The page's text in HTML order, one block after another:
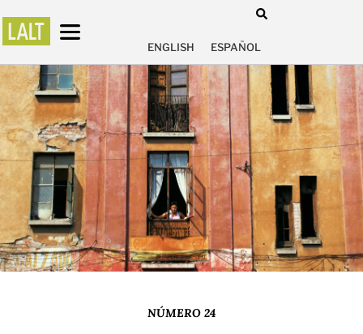
ENGLISH ESPAÑOL
NÚMERO 24